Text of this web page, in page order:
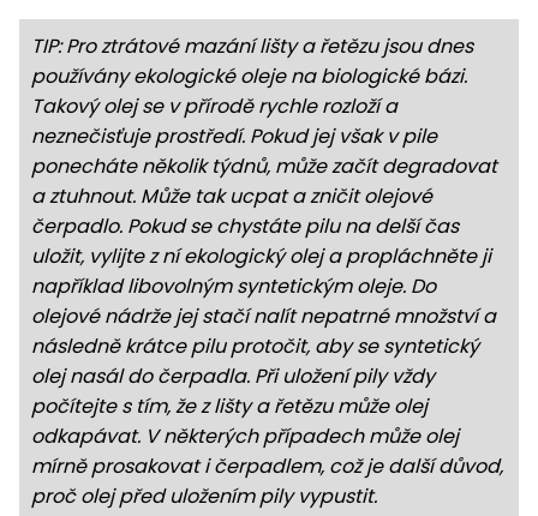
TIP: Pro ztrátové mazání lišty a řetězu jsou dnes
používány ekologické oleje na biologické bázi.
Takový olej se v přírodě rychle rozloží a
neznečisťuje prostředí. Pokud jej však v pile
ponecháte několik týdnů, může začít degradovat
a ztuhnout. Může tak ucpat a zničit olejové
čerpadlo. Pokud se chystáte pilu na delší čas
uložit, vylijte z ní ekologický olej a propláchněte ji
například libovolným syntetickým oleje. Do
olejové nádrže jej stačí nalít nepatrné množství a
následně krátce pilu protočit, aby se syntetický
olej nasál do čerpadla. Při uložení pily vždy
počítejte s tím, že z lišty a řetězu může olej
odkapávat. V některých případech může olej
mírně prosakovat i čerpadlem, což je další důvod,
proč olej před uložením pily vypustit.